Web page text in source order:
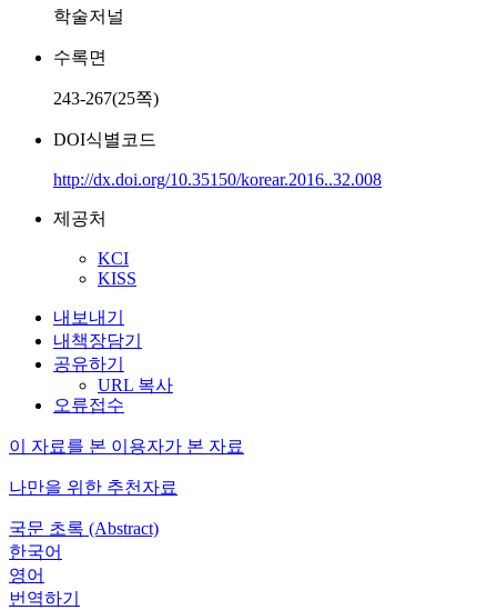
학술저널
수록면
243-267(25쪽)
DOI식별코드
http://dx.doi.org/10.35150/korear.2016..32.008
제공처
KCI
KISS
내보내기
내책장담기
공유하기
URL 복사
오류접수
이 자료를 본 이용자가 본 자료
나만을 위한 추천자료
국문 초록 (Abstract)
한국어
영어
번역하기